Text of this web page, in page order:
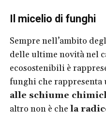
Il micelio di funghi
Sempre nell’ambito
delle ultime novità nel
ecosostenibili è
funghi che rappresenta
alle schiume
altro non è che la